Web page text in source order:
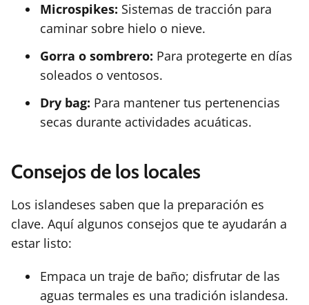
Microspikes: Sistemas de tracción para
caminar sobre hielo o nieve.
Gorra o sombrero: Para protegerte en días
soleados o ventosos.
Dry bag: Para mantener tus pertenencias
secas durante actividades acuáticas.
Consejos de los locales
Los islandeses saben que la preparación es
clave. Aquí algunos consejos que te ayudarán a
estar listo:
Empaca un traje de baño; disfrutar de las
aguas termales es una tradición islandesa.